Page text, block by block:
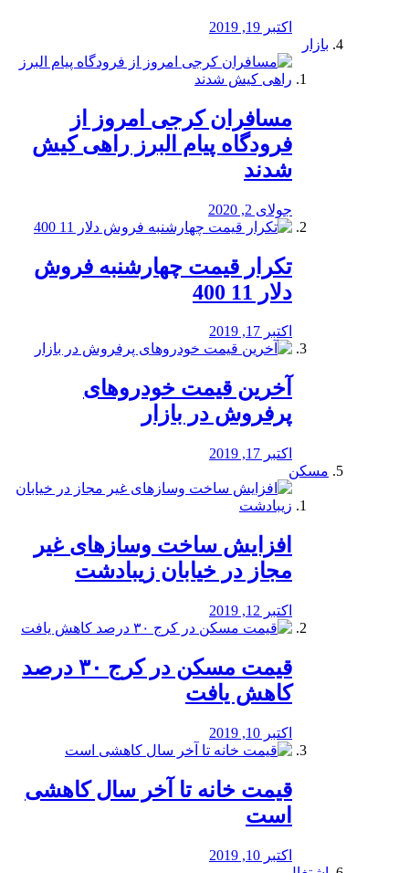
اکتبر 19, 2019
بازار
مسافران کرجی امروز از
فرودگاه پیام البرز راهی کیش
شدند
جولای 2, 2020
تکرار قیمت چهارشنبه فروش
دلار 11 400
اکتبر 17, 2019
آخرین قیمت خودرو‌های
پرفروش در بازار
اکتبر 17, 2019
مسکن
افزایش ساخت وسازهای غیر
مجاز در خیابان زیبادشت
اکتبر 12, 2019
️قیمت مسکن در کرج ۳۰ درصد
کاهش یافت
اکتبر 10, 2019
قیمت خانه تا آخر سال کاهشی
است
اکتبر 10, 2019